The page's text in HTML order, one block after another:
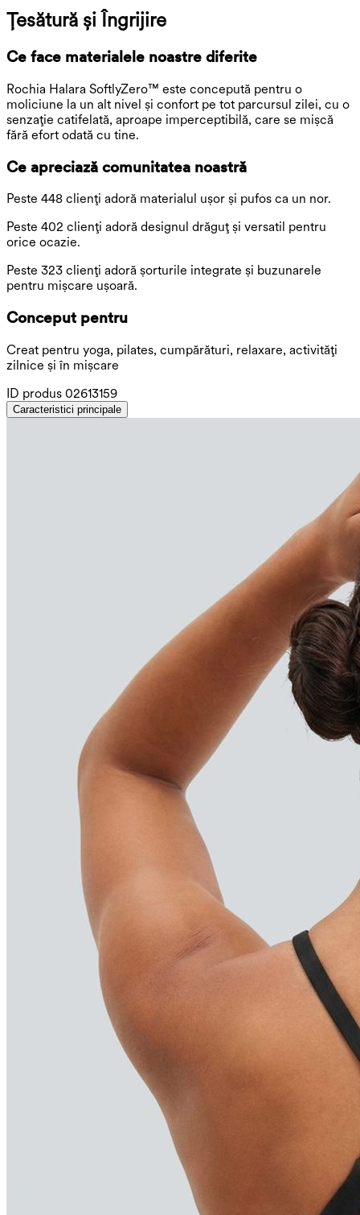
Ţesătură și Îngrijire
Ce face materialele noastre diferite
Rochia Halara SoftlyZero™ este concepută pentru o
moliciune la un alt nivel și confort pe tot parcursul zilei, cu o
senzație catifelată, aproape imperceptibilă, care se mișcă
fără efort odată cu tine.
Ce apreciază comunitatea noastră
Peste 448 clienți adoră materialul ușor și pufos ca un nor.
Peste 402 clienți adoră designul drăguț și versatil pentru
orice ocazie.
Peste 323 clienți adoră șorturile integrate și buzunarele
pentru mișcare ușoară.
Conceput pentru
Creat pentru yoga, pilates, cumpărături, relaxare, activități
zilnice și în mișcare
ID produs 02613159
Caracteristici principale